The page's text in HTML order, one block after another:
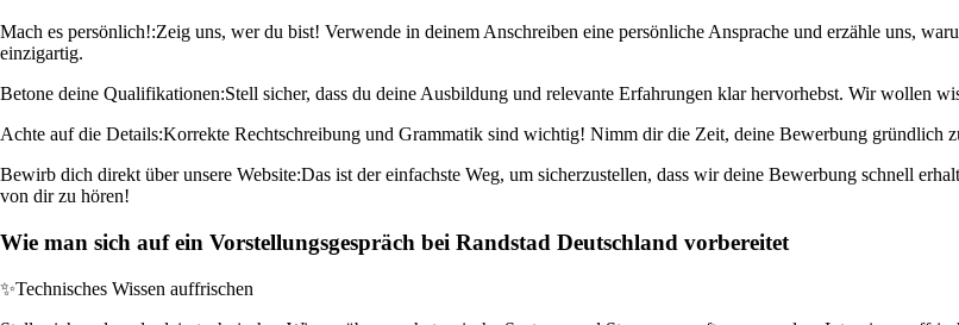
Mach es persönlich!:Zeig uns, wer du bist! Verwende in deinem Anschreiben eine persönliche Ansprache und erzähle uns,
einzigartig.
Betone deine Qualifikationen:Stell sicher, dass du deine Ausbildung und relevante Erfahrungen klar hervorhebst. Wir wollen
Achte auf die Details:Korrekte Rechtschreibung und Grammatik sind wichtig! Nimm dir die Zeit, deine Bewerbung gründlich
Bewirb dich direkt über unsere Website:Das ist der einfachste Weg, um sicherzustellen, dass wir deine Bewerbung schnell
von dir zu hören!
Wie man sich auf ein Vorstellungsgespräch bei Randstad Deutschland vorbereitet
✨Technisches Wissen auffrischen